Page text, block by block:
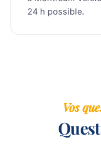
24 h possible.
Vos